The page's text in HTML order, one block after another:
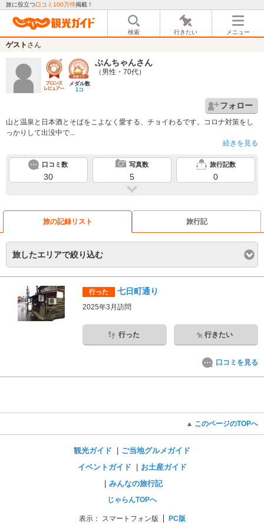
旅に役立つ口コミ100万件掲載！
検索 行きたい メニュー
ゲスト さん
メダル数
1コ
ぶんちゃんさん
（男性・70代）
フォロー
山と温泉と日本酒とそばをこよなく愛する、チョイわるです。コロナ対策をし
っかりして出没中で...
続きを見る
口コミ数
30
写真数
5
旅行記数
0
旅の記録リスト 旅行記
旅したエリアで絞り込む
行った 七日町通り
2025年3月訪問
行った 行きたい
口コミを見る
このページのTOPへ
観光ガイド
ご当地グルメガイド
イベントガイド
お土産ガイド
みんなの旅行記
じゃらんTOPへ
表示： スマートフォン版 PC版